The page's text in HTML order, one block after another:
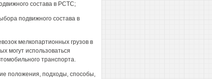
состава в РСТС;
подвижного состава в
мелкопартионных грузов в
могут использоваться
транспорта.
положения, подходы, способы,